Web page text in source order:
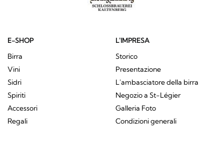
E-SHOP
Birra
Vini
Sidri
Spiriti
Accessori
Regali
L'IMPRESA
Storico
Presentazione
L'ambasciatore della birra
Negozio a St-Légier
Galleria Foto
Condizioni generali